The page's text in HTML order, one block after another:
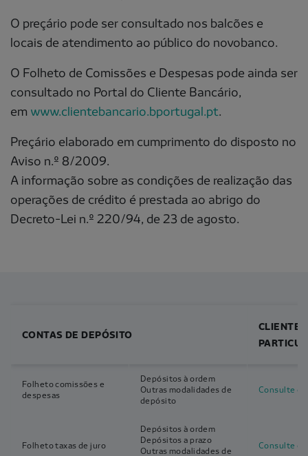
O preçário pode ser consultado nos balcões e
locais de atendimento ao público do novobanco.
O Folheto de Comissões e Despesas pode ainda ser
consultado no Portal do Cliente Bancário,
em www.clientebancario.bportugal.pt.
Preçário elaborado em cumprimento do disposto no
Aviso n.º 8/2009.
A informação sobre as condições de realização das
operações de crédito é prestada ao abrigo do
Decreto-Lei n.º 220/94, de 23 de agosto.
CONTAS DE DEPÓSITO
CLIENTES
Folheto comissões e
despesas
Depósitos à ordem
Outras modalidades de
depósito
Consulte o
Folheto taxas de juro
Depósitos à ordem
Depósitos a prazo
Outras modalidades de
Consulte o